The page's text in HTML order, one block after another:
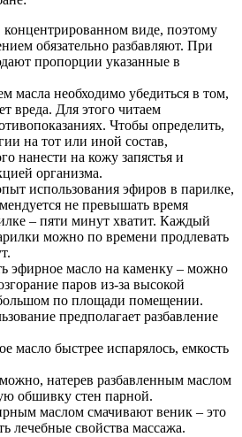
концентрированном виде, поэтому
обязательно разбавляют. При
пропорции указанные в
масла необходимо убедиться в том,
вреда. Для этого читаем
Чтобы определить,
на тот или иной состав,
нанести на кожу запястья и
организма.
использования эфиров в парилке,
не превышать время
– пяти минут хватит. Каждый
можно по времени продлевать
эфирное масло на каменку – можно
паров из-за высокой
по площади помещении.
предполагает разбавление
масло быстрее испарялось, емкость
натерев разбавленным маслом
обшивку стен парной.
маслом смачивают веник – это
лечебные свойства массажа.